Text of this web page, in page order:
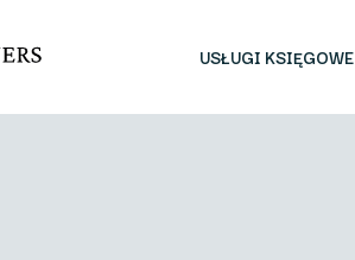
USŁUGI KSIĘGOWE